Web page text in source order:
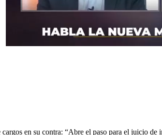
en su contra: “Abre el paso para el juicio de